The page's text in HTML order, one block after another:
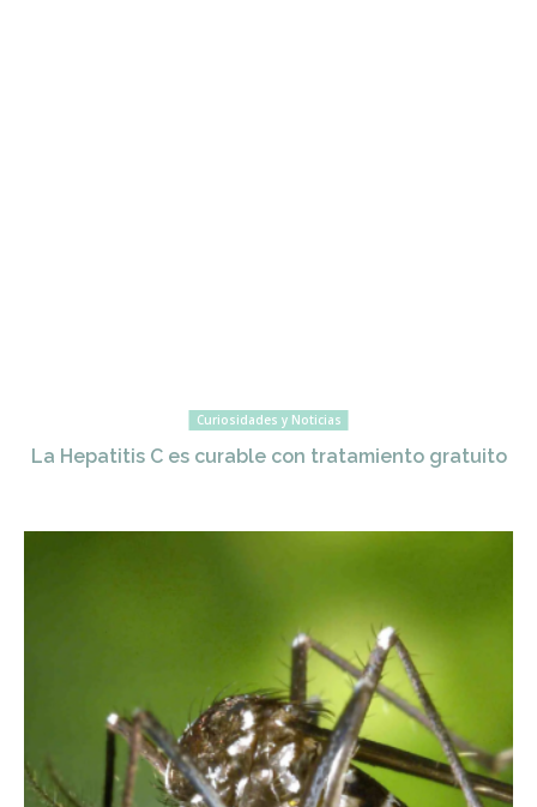
Curiosidades y Noticias
La Hepatitis C es curable con tratamiento gratuito